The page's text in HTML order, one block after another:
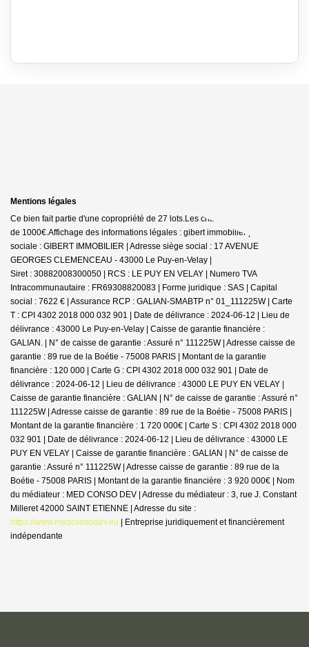
Mentions légales
Ce bien fait partie d'une copropriété de 27 lots.Les charges annuelles sont
de 1000€.Affichage des informations légales : gibert immobilier | Raison
sociale : GIBERT IMMOBILIER | Adresse siège social : 17 AVENUE
GEORGES CLEMENCEAU - 43000 Le Puy-en-Velay |
Siret : 30882008300050 | RCS : LE PUY EN VELAY | Numero TVA
Intracommunautaire : FR69308820083 | Forme juridique : SAS | Capital
social : 7622 € | Assurance RCP : GALIAN-SMABTP n° 01_111225W | Carte
T : CPI 4302 2018 000 032 901 | Date de délivrance : 2024-06-12 | Lieu de
délivrance : 43000 Le Puy-en-Velay | Caisse de garantie financière :
GALIAN. | N° de caisse de garantie : Assuré n° 111225W | Adresse caisse de
garantie : 89 rue de la Boétie - 75008 PARIS | Montant de la garantie
financière : 120 000 | Carte G : CPI 4302 2018 000 032 901 | Date de
délivrance : 2024-06-12 | Lieu de délivrance : 43000 LE PUY EN VELAY |
Caisse de garantie financière : GALIAN | N° de caisse de garantie : Assuré n°
111225W | Adresse caisse de garantie : 89 rue de la Boétie - 75008 PARIS |
Montant de la garantie financière : 1 720 000€ | Carte S : CPI 4302 2018 000
032 901 | Date de délivrance : 2024-06-12 | Lieu de délivrance : 43000 LE
PUY EN VELAY | Caisse de garantie financière : GALIAN | N° de caisse de
garantie : Assuré n° 111225W | Adresse caisse de garantie : 89 rue de la
Boétie - 75008 PARIS | Montant de la garantie financière : 3 920 000€ | Nom
du médiateur : MED CONSO DEV | Adresse du médiateur : 3, rue J. Constant
Milleret 42000 SAINT ETIENNE | Adresse du site :
https://www.medconsodev.eu | Entreprise juridiquement et financièrement
indépendante